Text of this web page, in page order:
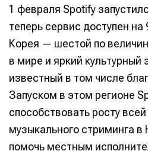
1 февраля Spotify
теперь сервис доступен
Корея — шестой по
в мире и яркий культурный
известный в том числе
Запуском в этом регионе
способствовать росту
музыкального стриминга
помочь местным